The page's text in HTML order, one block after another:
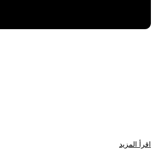
اقرأ المزيد